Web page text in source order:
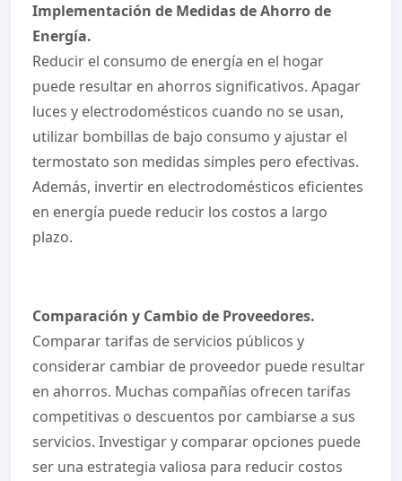
Implementación de Medidas de Ahorro de
Energía.
Reducir el consumo de energía en el hogar
puede resultar en ahorros significativos. Apagar
luces y electrodomésticos cuando no se usan,
utilizar bombillas de bajo consumo y ajustar el
termostato son medidas simples pero efectivas.
Además, invertir en electrodomésticos eficientes
en energía puede reducir los costos a largo
plazo.
Comparación y Cambio de Proveedores.
Comparar tarifas de servicios públicos y
considerar cambiar de proveedor puede resultar
en ahorros. Muchas compañías ofrecen tarifas
competitivas o descuentos por cambiarse a sus
servicios. Investigar y comparar opciones puede
ser una estrategia valiosa para reducir costos